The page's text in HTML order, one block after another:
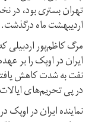
تهران بستری بود، در
اردیبهشت ماه درگذشت.
مرگ کاظم‌پور اردبیلی
ایران در اوپک را بر
نفت به شدت کاهش
در پی تحریم‌های
نماینده ایران در اوپک